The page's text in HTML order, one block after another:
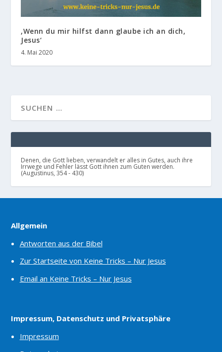
‚Wenn du mir hilfst dann glaube ich an dich,
Jesus‘
4. Mai 2020
Denen, die Gott lieben, verwandelt er alles in Gutes, auch ihre
Irrwege und Fehler lässt Gott ihnen zum Guten werden.
(Augustinus, 354 - 430)
Allgemein
Antworten aus der Bibel
Zur Startseite von Keine Tricks – Nur Jesus
Email an Keine Tricks – Nur Jesus
Impressum, Datenschutz und Privatsphäre
Impressum